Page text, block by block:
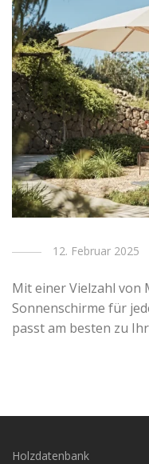
12. Februar 2025
Mit einer Vielzahl von
Sonnenschirme für
passt am besten zu
Holzdatenbank